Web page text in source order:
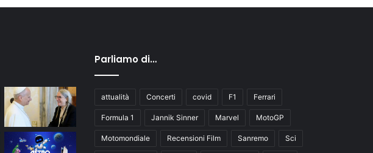
Parliamo di…
attualità Concerti covid F1 Ferrari
Formula 1 Jannik Sinner Marvel MotoGP
Motomondiale Recensioni Film Sanremo Sci